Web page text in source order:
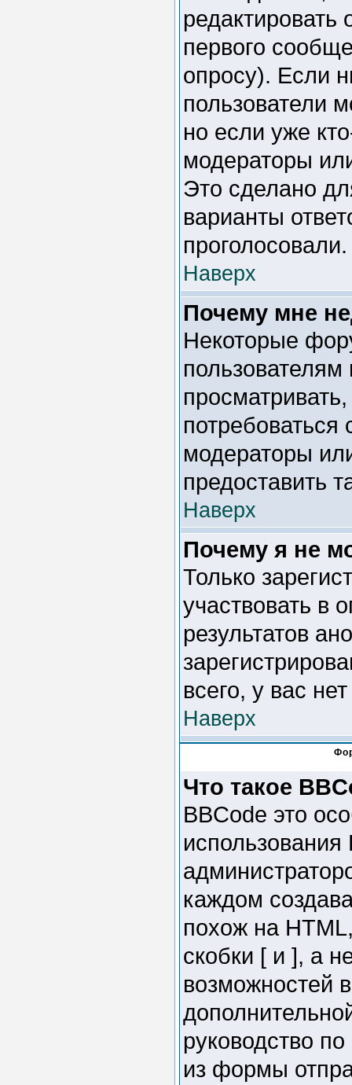
редактировать
первого
опросу). Если
пользователи
но если уже
модераторы
Это сделано
варианты
проголосовали.
Наверх
Почему мне
Некоторые
модераторы
предоставить
Наверх
Почему я не
Только
участвовать в
результатов
всего, у вас
Наверх
Что такое
BBCode это
каждом
похож на
скобки [ и ], а
возможностей
руководство
из формы